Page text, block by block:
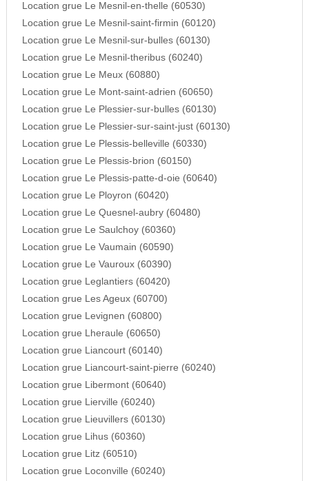
Location grue Le Mesnil-en-thelle (60530)
Location grue Le Mesnil-saint-firmin (60120)
Location grue Le Mesnil-sur-bulles (60130)
Location grue Le Mesnil-theribus (60240)
Location grue Le Meux (60880)
Location grue Le Mont-saint-adrien (60650)
Location grue Le Plessier-sur-bulles (60130)
Location grue Le Plessier-sur-saint-just (60130)
Location grue Le Plessis-belleville (60330)
Location grue Le Plessis-brion (60150)
Location grue Le Plessis-patte-d-oie (60640)
Location grue Le Ployron (60420)
Location grue Le Quesnel-aubry (60480)
Location grue Le Saulchoy (60360)
Location grue Le Vaumain (60590)
Location grue Le Vauroux (60390)
Location grue Leglantiers (60420)
Location grue Les Ageux (60700)
Location grue Levignen (60800)
Location grue Lheraule (60650)
Location grue Liancourt (60140)
Location grue Liancourt-saint-pierre (60240)
Location grue Libermont (60640)
Location grue Lierville (60240)
Location grue Lieuvillers (60130)
Location grue Lihus (60360)
Location grue Litz (60510)
Location grue Loconville (60240)